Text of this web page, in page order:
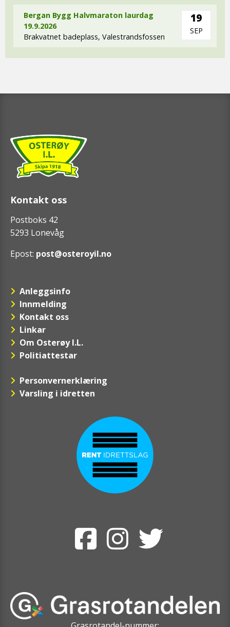
Bergan Bygg Halvmaraton laurdag
19.9.2026
Brakvatnet badeplass, Valestrandsfossen
19
SEP
Kontakt oss
Postboks 42
5293 Lonevåg
Epost: post@osteroyil.no
Anleggsinfo
Innmelding
Kontakt oss
Linkar
Om Osterøy I.L.
Politiattestar
Personvernerklæring
Varsling i idretten